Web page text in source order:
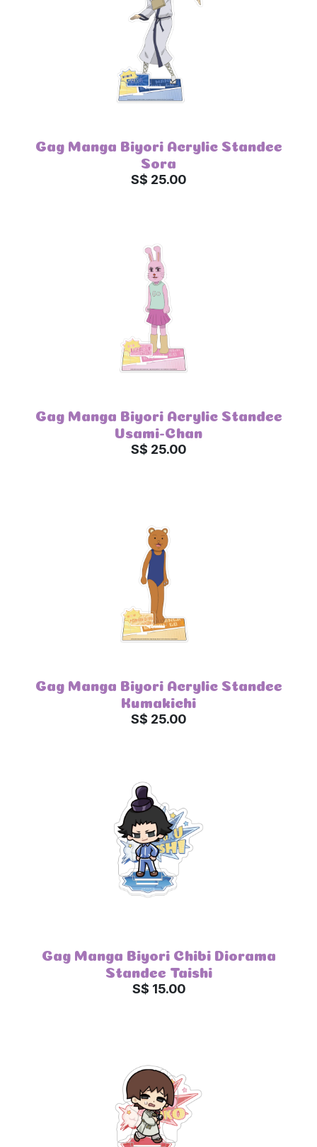
Gag Manga Biyori Acrylic Standee
Sora
S$ 25.00
Gag Manga Biyori Acrylic Standee
Usami-Chan
S$ 25.00
Gag Manga Biyori Acrylic Standee
Kumakichi
S$ 25.00
Gag Manga Biyori Chibi Diorama
Standee Taishi
S$ 15.00